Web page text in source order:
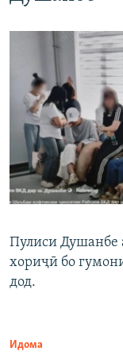
Пулиси Душанбе
хориҷӣ бо
дод.
Идома